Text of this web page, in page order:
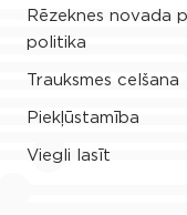
Rēzeknes novada
politika
Trauksmes celšana
Piekļūstamība
Viegli lasīt